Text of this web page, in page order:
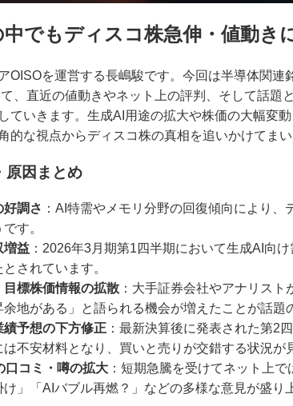
でもディスコ株急伸・値動き
OISOを運営する長嶋駿です。今回は半導体関連
て、直近の値動きやネット上の評判、そして話
ていきます。生成AI用途の拡大や株価の大幅変
的な視点からディスコ株の真相を追いかけてまい
原因まとめ
調さ ：AI特需やメモリ分野の回復傾向により
す。
増益 ：2026年3月期第1四半期において生成AI向
されています。
標株価情報の拡散 ：大手証券会社やアナリス
地がある」と語られる機会が増えたことが話題
予想の下方修正 ：最新決算後に発表された第2
不安材料となり、買いと売りが交錯する状況が
口コミ・噂の拡大 ：短期急騰を受けてネット上
け」「AIバブル再燃？」などの多様な意見が盛り